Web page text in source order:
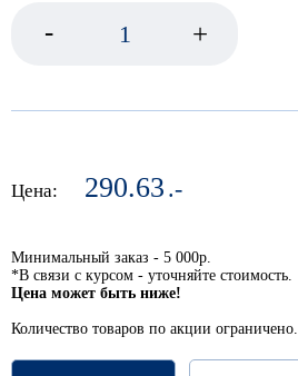
- +
Цена: 290.63 .-
Минимальный заказ - 5 000р.
*В связи с курсом - уточняйте стоимость.
Цена может быть ниже!
Количество товаров по акции ограничено.